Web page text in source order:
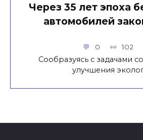
Через 35 лет эпоха
автомобилей
0 102
Сообразуясь с задачами
улучшения